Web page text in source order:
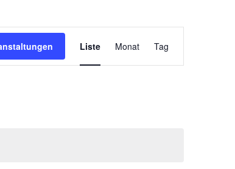
Ansichten-
Liste Monat Tag